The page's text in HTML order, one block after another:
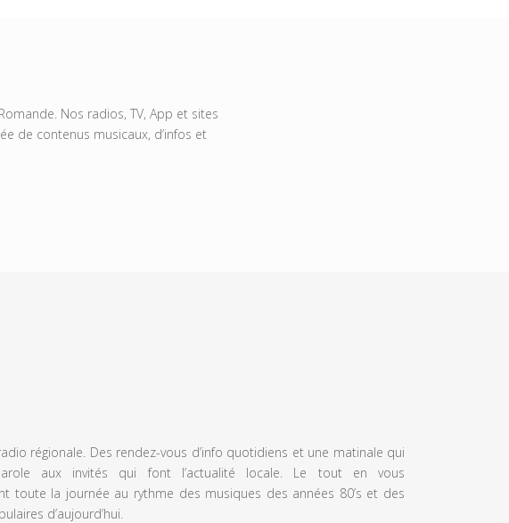
Nos radios, TV, App et sites
de contenus musicaux, d’infos et
radio régionale. Des rendez-vous d’info quotidiens et une matinale qui
aux invités qui font l’actualité locale. Le tout en vous
toute la journée au rythme des musiques des années 80’s et des
d’aujourd’hui.